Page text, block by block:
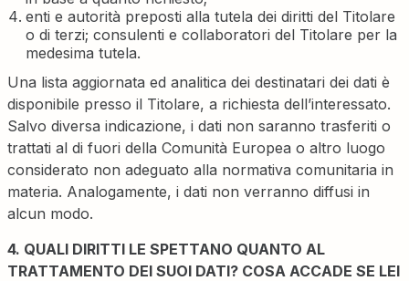
enti e autorità preposti alla tutela dei diritti del Titolare
o di terzi; consulenti e collaboratori del Titolare per la
medesima tutela.
Una lista aggiornata ed analitica dei destinatari dei dati è
disponibile presso il Titolare, a richiesta dell’interessato.
Salvo diversa indicazione, i dati non saranno trasferiti o
trattati al di fuori della Comunità Europea o altro luogo
considerato non adeguato alla normativa comunitaria in
materia. Analogamente, i dati non verranno diffusi in
alcun modo.
4. QUALI DIRITTI LE SPETTANO QUANTO AL
TRATTAMENTO DEI SUOI DATI? COSA ACCADE SE LEI